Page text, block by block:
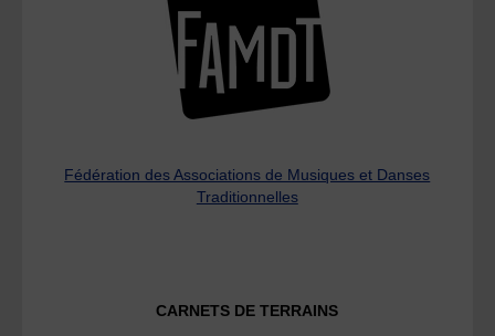
Fédération des Associations de Musiques et Danses
Traditionnelles
CARNETS DE TERRAINS